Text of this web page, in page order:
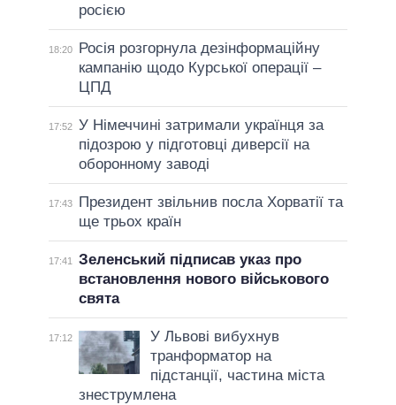
росією
18:20
Росія розгорнула дезінформаційну
кампанію щодо Курської операції –
ЦПД
17:52 У Німеччині затримали українця за
підозрою у підготовці диверсії на
оборонному заводі
17:43
Президент звільнив посла Хорватії та
ще трьох країн
17:41
Зеленський підписав указ про
встановлення нового військового
свята
17:12
У Львові вибухнув
транформатор на
підстанції, частина міста
знеструмлена